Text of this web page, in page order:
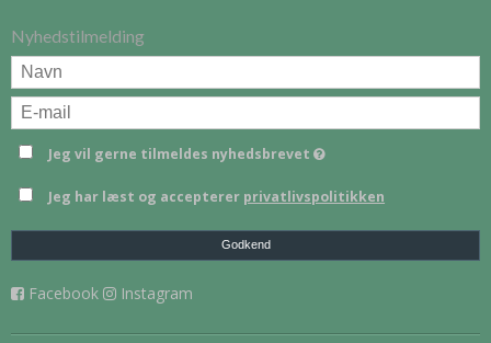
Nyhedstilmelding
Jeg vil gerne tilmeldes nyhedsbrevet
Jeg har læst og accepterer privatlivspolitikken
Godkend
Facebook Instagram